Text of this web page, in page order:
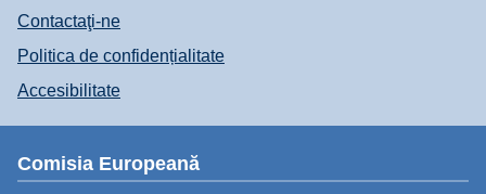
Contactaţi-ne
Politica de confidențialitate
Accesibilitate
Comisia Europeană